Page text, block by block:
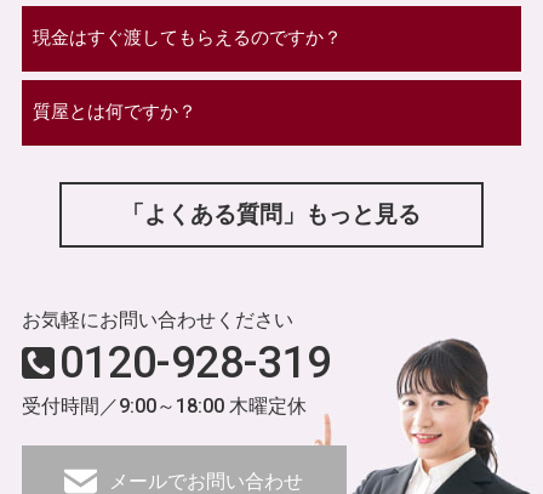
現金はすぐ渡してもらえるのですか？
質屋とは何ですか？
「よくある質問」もっと見る
お気軽にお問い合わせください
0120-928-319
受付時間／9:00～18:00 木曜定休
メールでお問い合わせ